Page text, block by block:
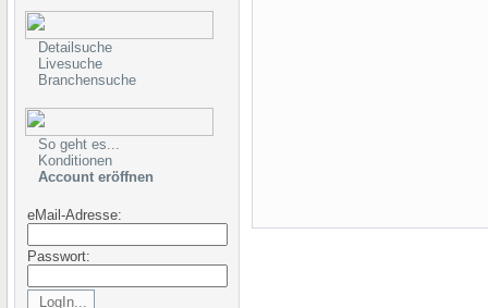
Detailsuche
Livesuche
Branchensuche
So geht es...
Konditionen
Account eröffnen
eMail-Adresse:
Passwort: